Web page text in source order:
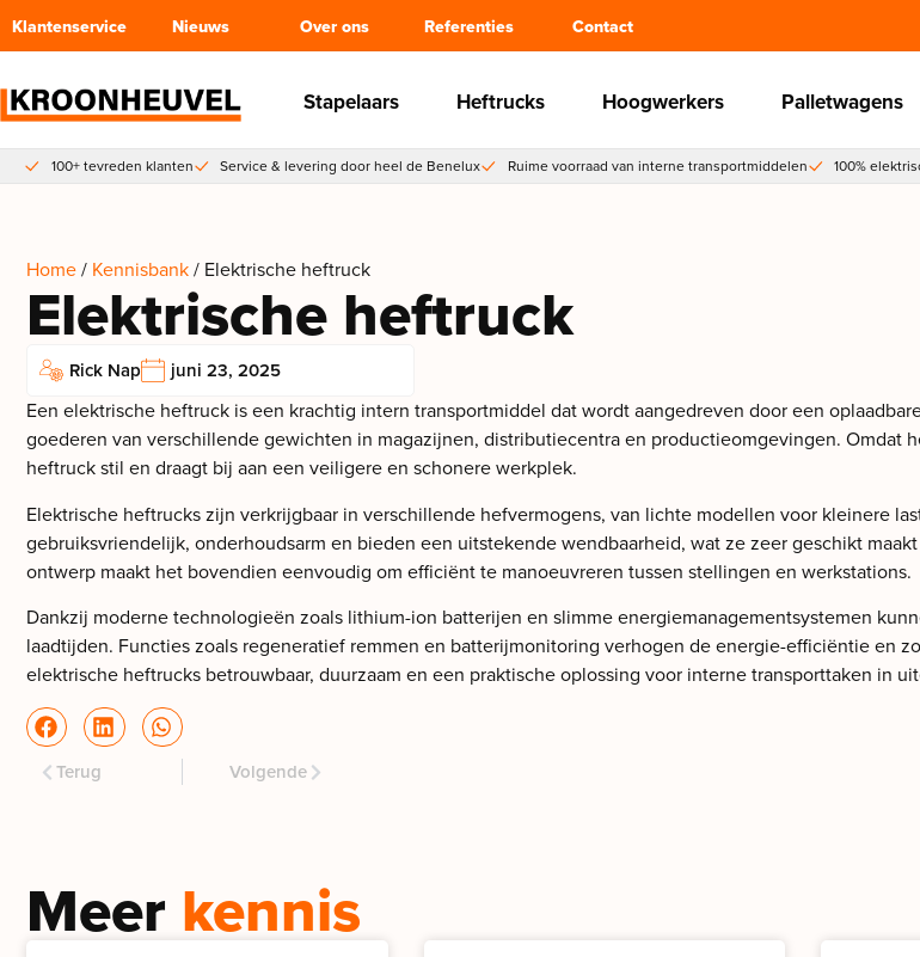
Klantenservice Nieuws Over ons Referenties Contact
Stapelaars Heftrucks Hoogwerkers Palletwagens
100+ tevreden klanten Service & levering door heel de Benelux Ruime voorraad van interne transportmiddelen 100%
Home/ Kennisbank/ Elektrische heftruck
Elektrische heftruck
Rick Nap juni 23, 2025
Een elektrische heftruck is een krachtig intern transportmiddel dat wordt aangedreven door een
goederen van verschillende gewichten in magazijnen, distributiecentra en productieomgevingen. Omdat
heftruck stil en draagt bij aan een veiligere en schonere werkplek.
Elektrische heftrucks zijn verkrijgbaar in verschillende hefvermogens, van lichte modellen voor kleinere
gebruiksvriendelijk, onderhoudsarm en bieden een uitstekende wendbaarheid, wat ze zeer geschikt
ontwerp maakt het bovendien eenvoudig om efficiënt te manoeuvreren tussen stellingen en werkstations.
Dankzij moderne technologieën zoals lithium-ion batterijen en slimme energiemanagementsystemen
laadtijden. Functies zoals regeneratief remmen en batterijmonitoring verhogen de energie-efficiëntie en
elektrische heftrucks betrouwbaar, duurzaam en een praktische oplossing voor interne transporttaken in
Terug Volgende
Meer kennis